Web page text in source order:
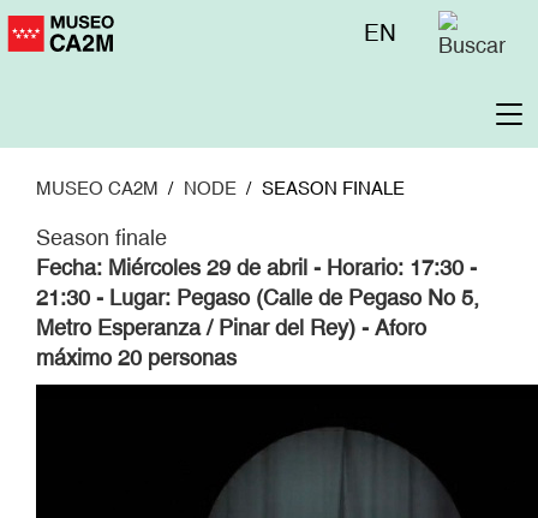
Pasar
Menú
EN
MUSEO CA2M NODE SEASON FINALE
Season finale
Fecha: Miércoles 29 de abril - Horario: 17:30 -
21:30 - Lugar: Pegaso (Calle de Pegaso No 5,
Metro Esperanza / Pinar del Rey) - Aforo
máximo 20 personas